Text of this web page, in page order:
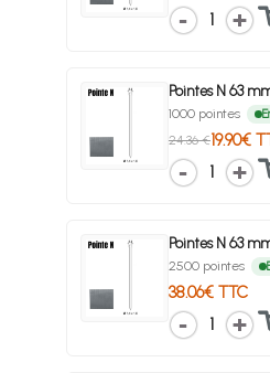
1
Pointes N 63
1000 pointes
24.36 €19.90€
1
Pointes N 63
2500 pointes
38.06€ TTC
1